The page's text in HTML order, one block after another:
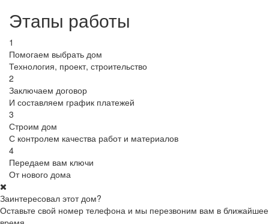
Этапы работы
1
Помогаем выбрать дом
Технология, проект, строительство
2
Заключаем договор
И составляем график платежей
3
Строим дом
С контролем качества работ и материалов
4
Передаем вам ключи
От нового дома
Заинтересовал этот дом?
Оставьте свой номер телефона и мы перезвоним вам в ближайшее